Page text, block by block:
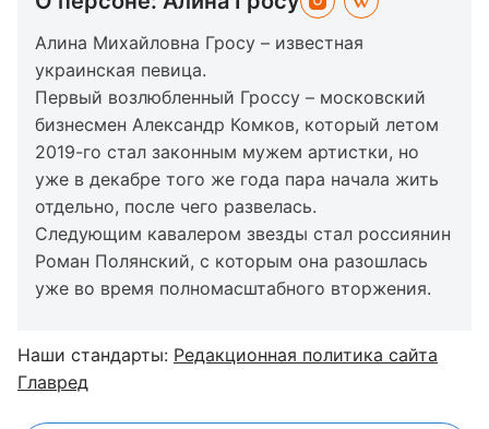
Алина Михайловна Гросу – известная
украинская певица.
Первый возлюбленный Гроссу – московский
бизнесмен Александр Комков, который летом
2019-го стал законным мужем артистки, но
уже в декабре того же года пара начала жить
отдельно, после чего развелась.
Следующим кавалером звезды стал россиянин
Роман Полянский, с которым она разошлась
уже во время полномасштабного вторжения.
Наши стандарты: Редакционная политика сайта
Главред